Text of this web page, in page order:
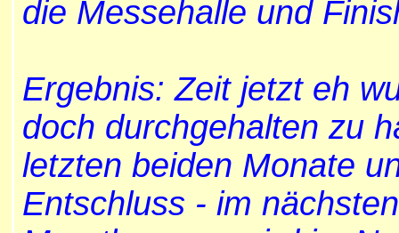
die Messehalle und
Ergebnis: Zeit jetzt eh
doch durchgehalten zu
letzten beiden Monate
Entschluss - im